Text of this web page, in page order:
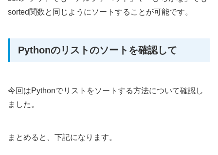
sorted関数と同じようにソートすることが可能です。
Pythonのリストのソートを確認して
今回はPythonでリストをソートする方法について確認し
ました。
まとめると、下記になります。